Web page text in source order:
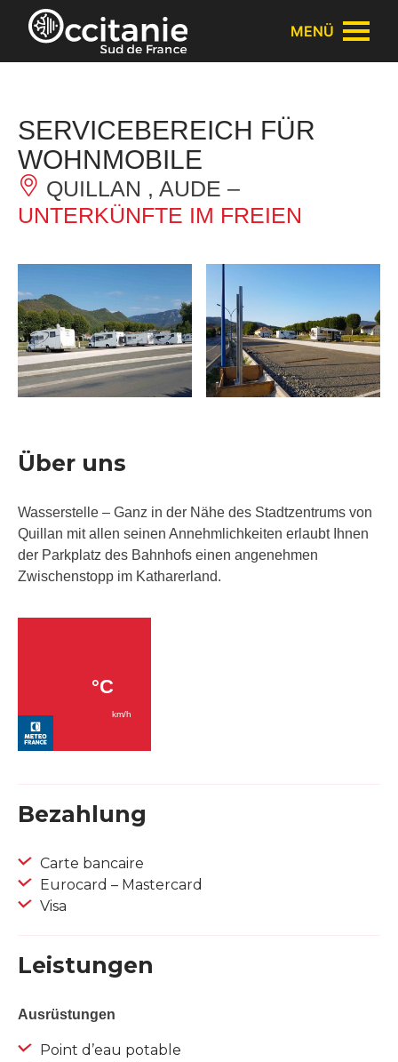
Cookie-Einstellungen
MENÜ
SERVICEBEREICH FÜR
WOHNMOBILE
QUILLAN , AUDE –
UNTERKÜNFTE IM FREIEN
Über uns
Wasserstelle – Ganz in der Nähe des Stadtzentrums von
Quillan mit allen seinen Annehmlichkeiten erlaubt Ihnen
der Parkplatz des Bahnhofs einen angenehmen
Zwischenstopp im Katharerland.
Bezahlung
Carte bancaire
Eurocard – Mastercard
Visa
Leistungen
Ausrüstungen
Point d’eau potable